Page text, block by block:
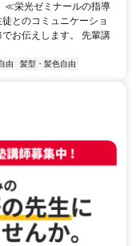
≪栄光ゼミナールの指導
とのコミュニケーショ
お伝えします。 先輩講
由 髪型・髪色自由